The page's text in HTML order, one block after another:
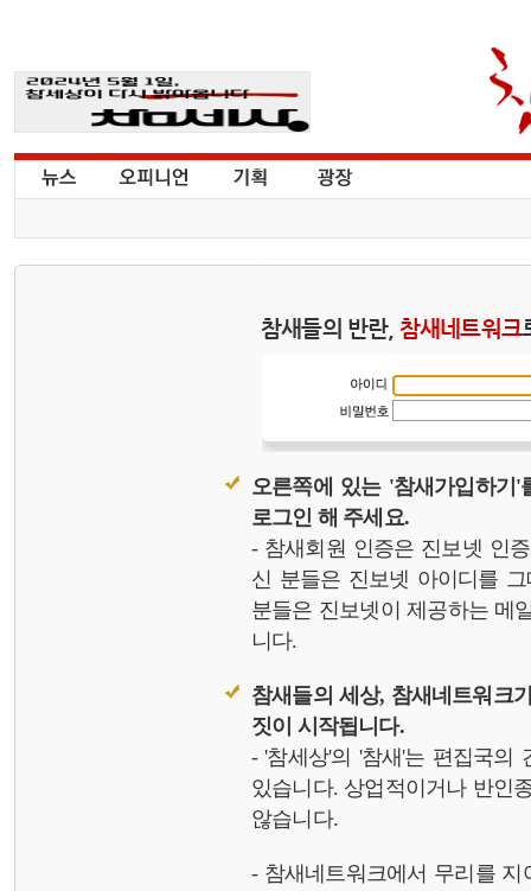
참새들의 반란, 참새네트워크
오른쪽에 있는 '참새가입하기
로그인 해 주세요.
- 참새회원 인증은 진보넷 인
신 분들은 진보넷 아이디를
분들은 진보넷이 제공하는 메
니다.
참새들의 세상, 참새네트워크
짓이 시작됩니다.
- '참세상'의 '참새'는 편집국의
있습니다. 상업적이거나 반인
않습니다.
- 참새네트워크에서 무리를